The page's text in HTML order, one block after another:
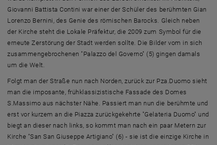
Giovanni Battista Contini war einer der Schüler des berühmten Gian
Lorenzo Bernini, des Genie des römischen Barocks. Gleich neben
der Kirche steht die Lokale Präfektur, die 2009 zum Symbol für die
erneute Zerstörung der Stadt werden sollte. Die Bilder vom in sich
zusammengebrochenen "Palazzo del Governo" (5) gingen damals
um die Welt.
Folgt man der Straße nun nach Norden, zurück zur Pza.Duomo sieht
man die imposante, frühklassizistische Fassade des Domes
S.Massimo aus nächster Nähe. Passiert man nun die berühmte und
erst vor kurzem an die Piazza zurückgekehrte "Gelateria Duomo" und
biegt an dieser nach links, so kommt man nach ein paar Metern zur
Kirche "San San Giuseppe Artigiano" (6) - sie ist die einzige Kirche in